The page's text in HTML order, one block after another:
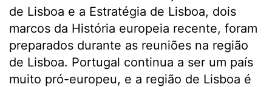
de Lisboa e a Estratégia de Lisboa, dois
marcos da História europeia recente, foram
preparados durante as reuniões na região
de Lisboa. Portugal continua a ser um país
muito pró-europeu, e a região de Lisboa é